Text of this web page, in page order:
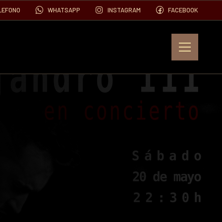
WHATSAPP INSTAGRAM FACEBOOK
EVENTOS
FOTOS
VIDEOS
CONTACTO